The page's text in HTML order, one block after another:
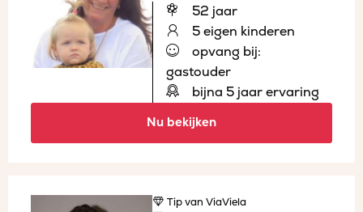
52 jaar
5 eigen kinderen
opvang bij:
gastouder
bijna 5 jaar ervaring
Nu bekijken
Tipvan ViaViela